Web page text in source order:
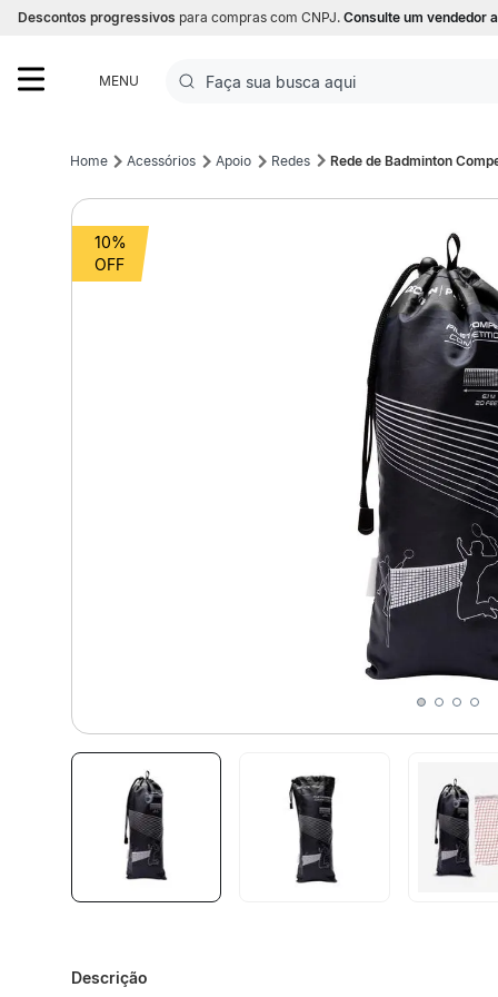
Descontos progressivos para compras com CNPJ. Consulte um vendedor
MENU
Faça sua busca aqui
1ºFutebol
Acessórios Apoio Redes Rede de Badminton
10%
Descrição